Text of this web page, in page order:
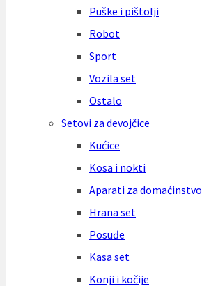
Puške i pištolji
Robot
Sport
Vozila set
Ostalo
Setovi za devojčice
Kućice
Kosa i nokti
Aparati za domaćinstvo
Hrana set
Posuđe
Kasa set
Konji i kočije